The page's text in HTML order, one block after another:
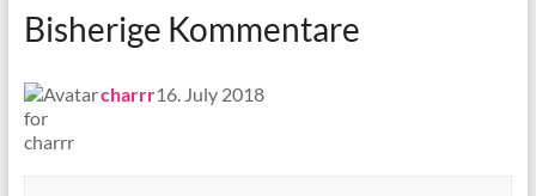
Bisherige Kommentare
charrr
says: 16. July 2018